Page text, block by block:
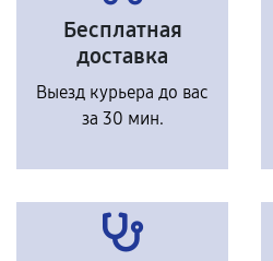
Бесплатная
доставка
Выезд курьера до вас
за 30 мин.